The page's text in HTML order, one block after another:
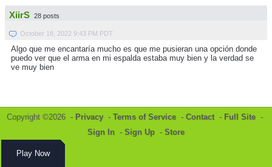
XiirS 28 posts
October 18, 2022 9:43 PM PDT
Algo que me encantaría mucho es que me pusieran una opción donde
puedo ver que el arma en mi espalda estaba muy bien y la verdad se
ve muy bien
Copyright ©2026 - Privacy - Terms of Service - Contact- Full Site -
Sign In - Sign Up - Store
Play Now